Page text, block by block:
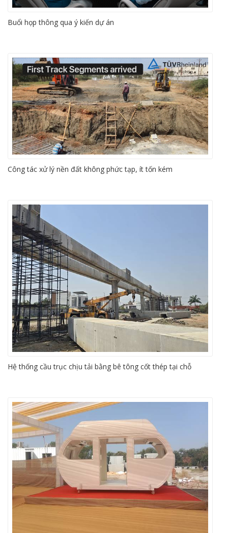
Buổi họp thông qua ý kiến dự án
Công tác xử lý nền đất không phức tạp, ít tốn kém
Hệ thống cầu trục chịu tải bằng bê tông cốt thép tại chỗ